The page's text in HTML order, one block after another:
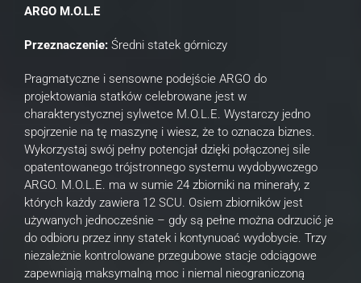
ARGO M.O.L.E
Przeznaczenie: Średni statek górniczy
Pragmatyczne i sensowne podejście ARGO do
projektowania statków celebrowane jest w
charakterystycznej sylwetce M.O.L.E. Wystarczy jedno
spojrzenie na tę maszynę i wiesz, że to oznacza biznes.
Wykorzystaj swój pełny potencjał dzięki połączonej sile
opatentowanego trójstronnego systemu wydobywczego
ARGO. M.O.L.E. ma w sumie 24 zbiorniki na minerały, z
których każdy zawiera 12 SCU. Osiem zbiorników jest
używanych jednocześnie – gdy są pełne można odrzucić je
do odbioru przez inny statek i kontynuoać wydobycie. Trzy
niezależnie kontrolowane przegubowe stacje odciągowe
zapewniają maksymalną moc i niemal nieograniczoną